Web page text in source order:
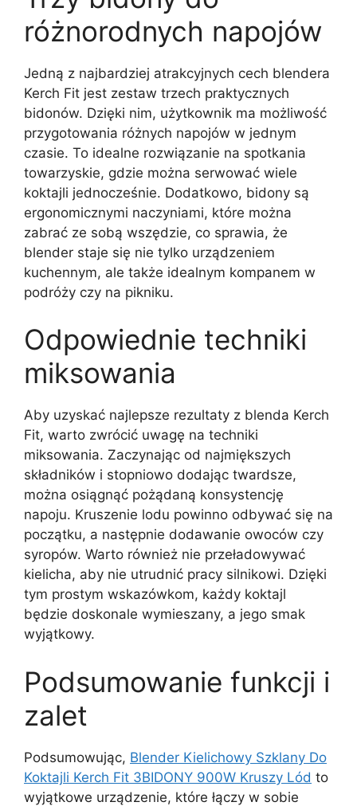
różnorodnych napojów
Jedną z najbardziej atrakcyjnych cech blendera
Kerch Fit jest zestaw trzech praktycznych
bidonów. Dzięki nim, użytkownik ma możliwość
przygotowania różnych napojów w jednym
czasie. To idealne rozwiązanie na spotkania
towarzyskie, gdzie można serwować wiele
koktajli jednocześnie. Dodatkowo, bidony są
ergonomicznymi naczyniami, które można
zabrać ze sobą wszędzie, co sprawia, że
blender staje się nie tylko urządzeniem
kuchennym, ale także idealnym kompanem w
podróży czy na pikniku.
Odpowiednie techniki
miksowania
Aby uzyskać najlepsze rezultaty z blenda Kerch
Fit, warto zwrócić uwagę na techniki
miksowania. Zaczynając od najmiększych
składników i stopniowo dodając twardsze,
można osiągnąć pożądaną konsystencję
napoju. Kruszenie lodu powinno odbywać się na
początku, a następnie dodawanie owoców czy
syropów. Warto również nie przeładowywać
kielicha, aby nie utrudnić pracy silnikowi. Dzięki
tym prostym wskazówkom, każdy koktajl
będzie doskonale wymieszany, a jego smak
wyjątkowy.
Podsumowanie funkcji i
zalet
Podsumowując, Blender Kielichowy Szklany Do
Koktajli Kerch Fit 3BIDONY 900W Kruszy Lód to
wyjątkowe urządzenie, które łączy w sobie